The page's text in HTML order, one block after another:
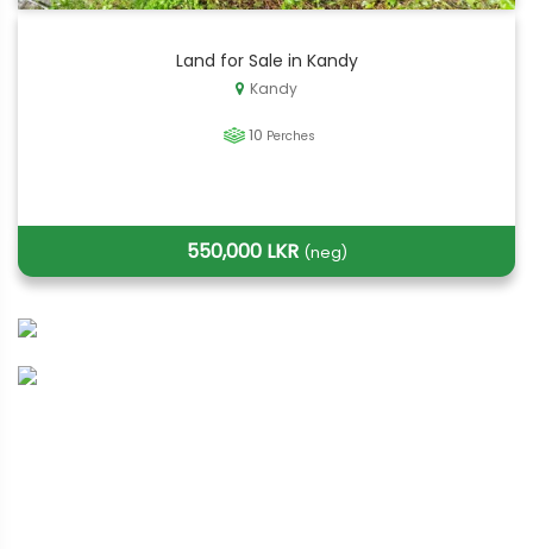
Land for Sale in Kandy
Kandy
10 Perches
550,000 LKR (neg)